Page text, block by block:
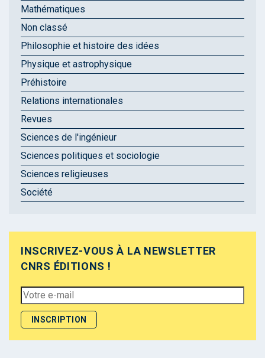
Mathématiques
Non classé
Philosophie et histoire des idées
Physique et astrophysique
Préhistoire
Relations internationales
Revues
Sciences de l'ingénieur
Sciences politiques et sociologie
Sciences religieuses
Société
INSCRIVEZ-VOUS À LA NEWSLETTER
CNRS ÉDITIONS !